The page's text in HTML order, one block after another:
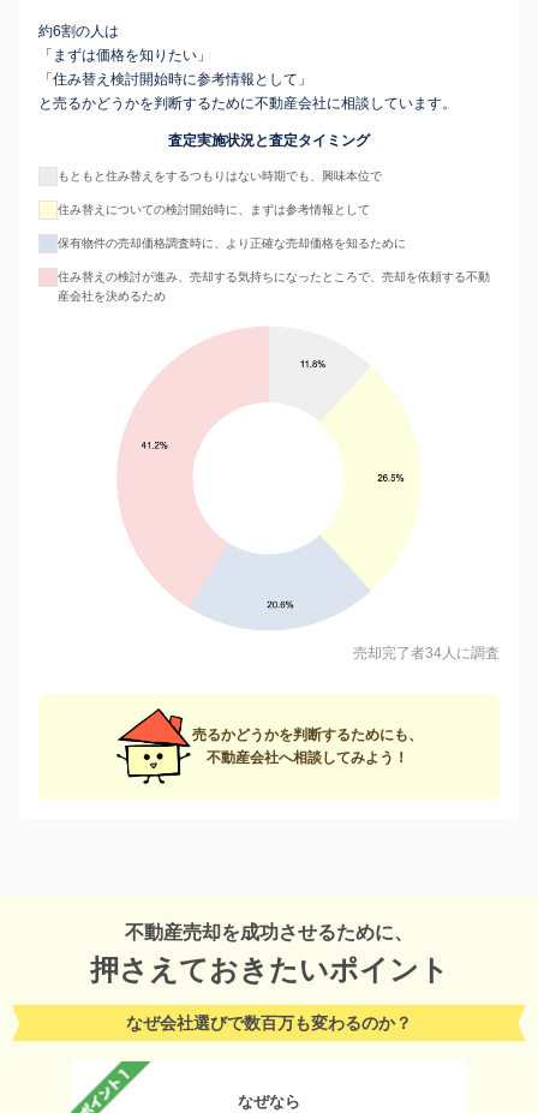
約6割の人は
「まずは価格を知りたい」
「住み替え検討開始時に参考情報として」
と売るかどうかを判断するために不動産会社に相談しています。
査定実施状況と査定タイミング
もともと住み替えをするつもりはない時期でも、興味本位で
住み替えについての検討開始時に、まずは参考情報として
保有物件の売却価格調査時に、より正確な売却価格を知るために
住み替えの検討が進み、売却する気持ちになったところで、売却を依頼する不動
産会社を決めるため
売却完了者34人に調査
売るかどうかを判断するためにも、
不動産会社へ相談してみよう！
不動産売却を成功させるために、
押さえておきたいポイント
なぜ会社選びで数百万も変わるのか？
なぜなら